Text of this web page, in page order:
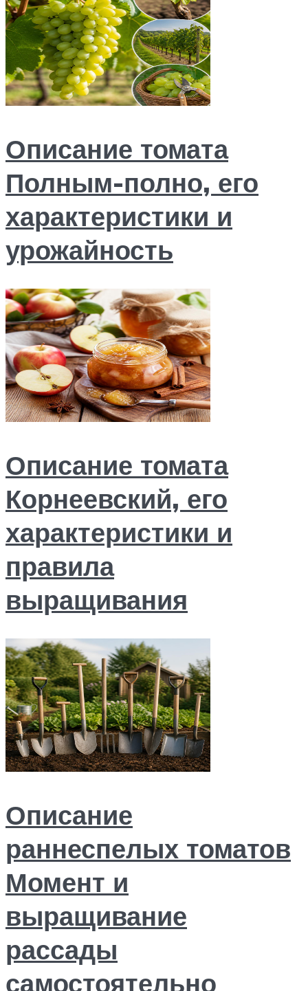
Описание томата
Полным-полно, его
характеристики и
урожайность
Описание томата
Корнеевский, его
характеристики и
правила
выращивания
Описание
раннеспелых томатов
Момент и
выращивание
рассады
самостоятельно